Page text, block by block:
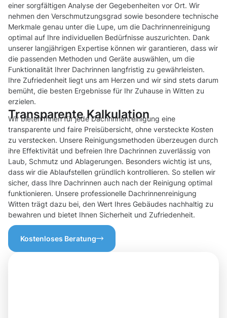
einer sorgfältigen Analyse der Gegebenheiten vor Ort. Wir
nehmen den Verschmutzungsgrad sowie besondere technische
Merkmale genau unter die Lupe, um die Dachrinnenreinigung
optimal auf Ihre individuellen Bedürfnisse auszurichten. Dank
unserer langjährigen Expertise können wir garantieren, dass wir
die passenden Methoden und Geräte auswählen, um die
Funktionalität Ihrer Dachrinnen langfristig zu gewährleisten.
Ihre Zufriedenheit liegt uns am Herzen und wir sind stets darum
bemüht, die besten Ergebnisse für Ihr Zuhause in Witten zu
erzielen.
Transparente Kalkulation
Wir bieten Ihnen für jede Dachrinnenreinigung eine
transparente und faire Preisübersicht, ohne versteckte Kosten
zu verstecken. Unsere Reinigungsmethoden überzeugen durch
ihre Effektivität und befreien Ihre Dachrinnen zuverlässig von
Laub, Schmutz und Ablagerungen. Besonders wichtig ist uns,
dass wir die Ablaufstellen gründlich kontrollieren. So stellen wir
sicher, dass Ihre Dachrinnen auch nach der Reinigung optimal
funktionieren. Unsere professionelle Dachrinnenreinigung
Witten trägt dazu bei, den Wert Ihres Gebäudes nachhaltig zu
bewahren und bietet Ihnen Sicherheit und Zufriedenheit.
Kostenloses Beratung